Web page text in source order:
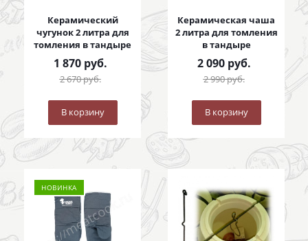
Керамический
чугунок 2 литра для
томления в тандыре
1 870руб.
2 670руб.
В корзину
Керамическая чаша
2 литра для томления
в тандыре
2 090руб.
2 990руб.
В корзину
НОВИНКА